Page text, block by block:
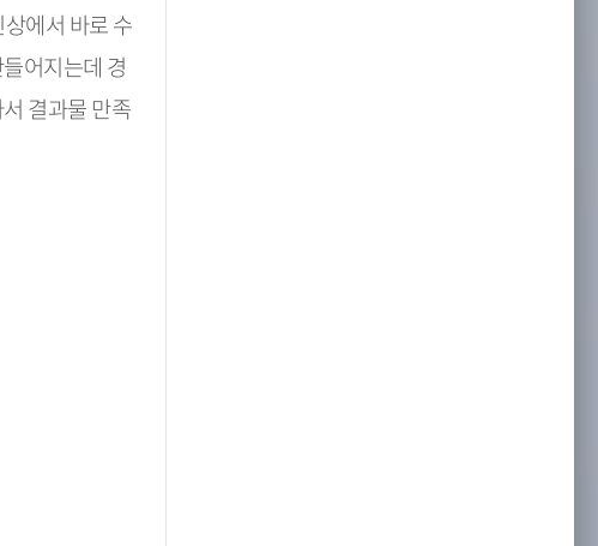
에서 바로 수
어지는데 경
결과물 만족